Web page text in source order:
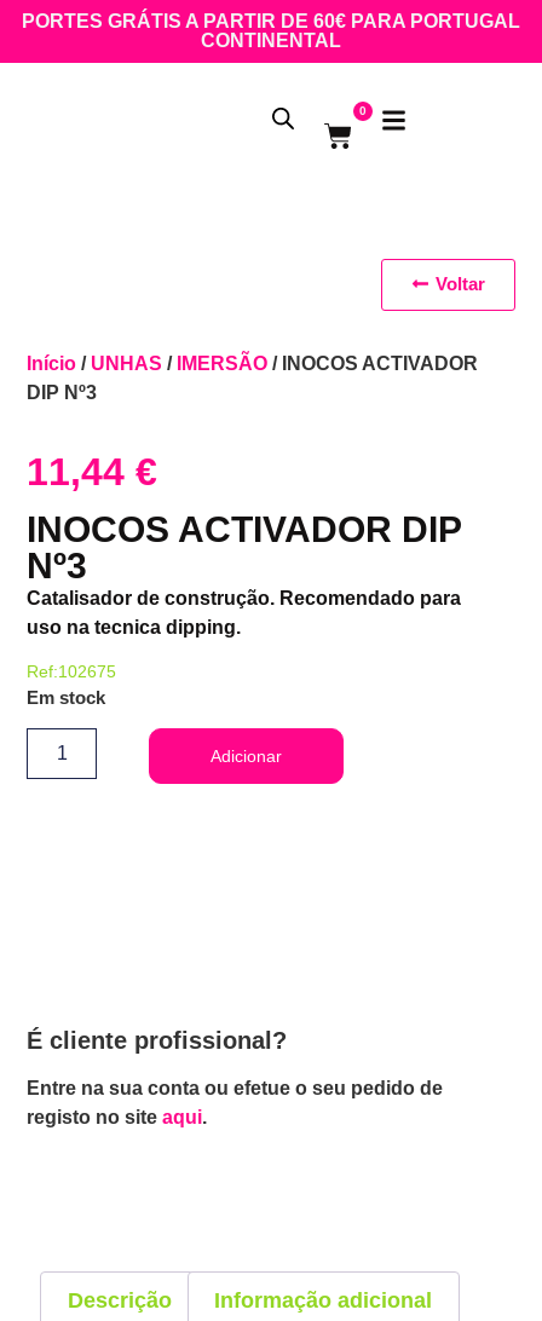
PORTES GRÁTIS A PARTIR DE 60€ PARA PORTUGAL
CONTINENTAL
0
Início / UNHAS / IMERSÃO / INOCOS ACTIVADOR
DIP Nº3
11,44€
INOCOS ACTIVADOR DIP
Nº3
Catalisador de construção. Recomendado para
uso na tecnica dipping.
Ref:102675
Em stock
Adicionar
É cliente profissional?
Entre na sua conta ou efetue o seu pedido de
registo no siteaqui.
Voltar
Descrição Informação adicional